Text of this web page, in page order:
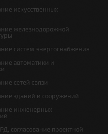
искусственных
железнодорожной
систем энергоснабжения
автоматики и
сетей связи
зданий и сооружений
инженерных
согласование проектной